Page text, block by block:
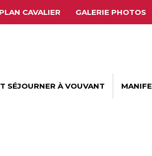
CAVALIER GALERIE PHOTOS
SÉJOURNER À VOUVANT